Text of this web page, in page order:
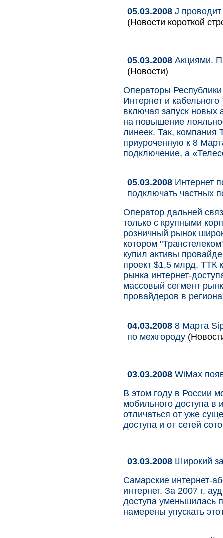
05.03.2008 J
(Новости короткой
05.03.2008 Акциями.
(Новости)
Операторы
Интернет и
включая запуск новых
на повышение
линеек. Так, компания
приуроченную к 8
подключение, а
05.03.2008 Интернет
подключать частных
Оператор дальней
только с крупными
розничный рынок
котором
купил активы
проект $1,5 млрд, ТТК
рынка интернет-
массовый сегмент
провайдеров в
04.03.2008 8 Марта
по межгороду
03.03.2008 WiMax
В этом году в России
мобильного доступа в
отличаться от уже
доступа и от сетей
03.03.2008 Широкий
Самарские интернет-
интернет. За 2007 г.
доступа уменьшилась
намерены упускать